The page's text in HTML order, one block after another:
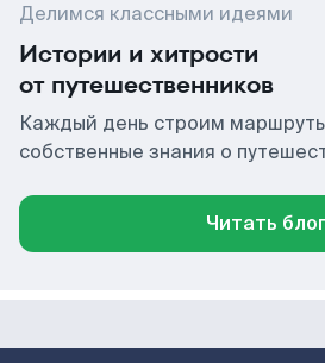
Делимся классными идеями
Истории и хитрости
от путешественников
Каждый день строим маршруты
собственные знания о
Читать блог